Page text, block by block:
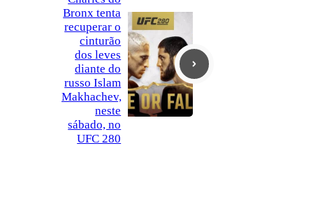
Bronx tenta
recuperar o
cinturão
dos leves
diante do
russo Islam
Makhachev,
neste
sábado, no
UFC 280